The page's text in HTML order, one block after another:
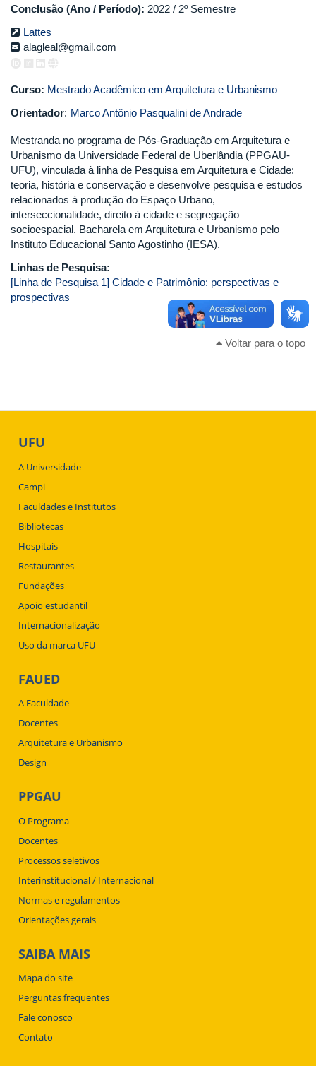
Conclusão (Ano / Período): 2022 / 2º Semestre
Lattes
alagleal@gmail.com
Curso: Mestrado Acadêmico em Arquitetura e Urbanismo
Orientador: Marco Antônio Pasqualini de Andrade
Mestranda no programa de Pós-Graduação em Arquitetura e
Urbanismo da Universidade Federal de Uberlândia (PPGAU-
UFU), vinculada à linha de Pesquisa em Arquitetura e Cidade:
teoria, história e conservação e desenvolve pesquisa e estudos
relacionados à produção do Espaço Urbano,
interseccionalidade, direito à cidade e segregação
socioespacial. Bacharela em Arquitetura e Urbanismo pelo
Instituto Educacional Santo Agostinho (IESA).
Linhas de Pesquisa:
[Linha de Pesquisa 1] Cidade e Patrimônio: perspectivas e
prospectivas
Voltar para o topo
UFU
A Universidade
Campi
Faculdades e Institutos
Bibliotecas
Hospitais
Restaurantes
Fundações
Apoio estudantil
Internacionalização
Uso da marca UFU
FAUED
A Faculdade
Docentes
Arquitetura e Urbanismo
Design
PPGAU
O Programa
Docentes
Processos seletivos
Interinstitucional / Internacional
Normas e regulamentos
Orientações gerais
SAIBA MAIS
Mapa do site
Perguntas frequentes
Fale conosco
Contato